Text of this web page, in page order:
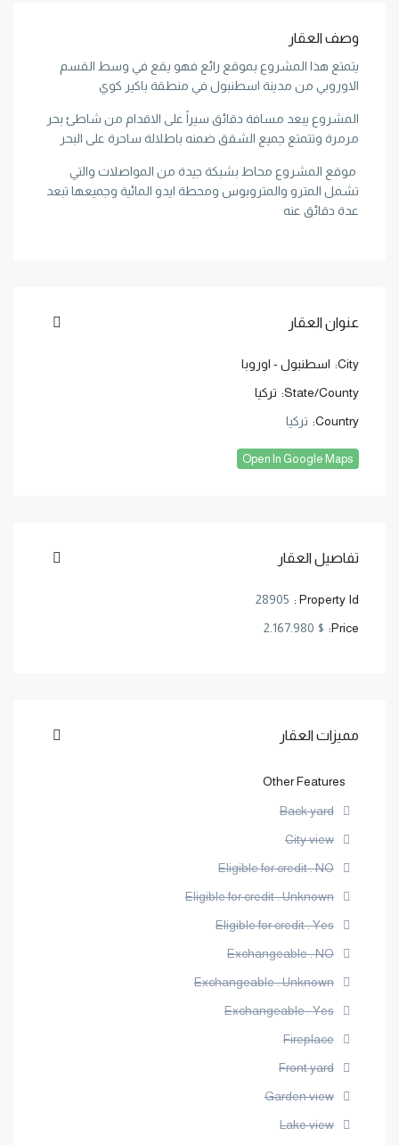
وصف العقار
يتمتع هذا المشروع بموقع رائع فهو يقع في وسط القسم
الاوروبي من مدينة اسطنبول في منطقة باكير كوي
المشروع يبعد مسافة دقائق سيراً على الاقدام من شاطئ بحر
مرمرة وتتمتع جميع الشقق ضمنه باطلالة ساحرة على البحر
موقع المشروع محاط بشبكة جيدة من المواصلات والتي
تشمل المترو والمتروبوس ومحطة ايدو المائية وجميعها تبعد
عدة دقائق عنه
عنوان العقار
City: اسطنبول - اوروبا
State/County: تركيا
Country: تركيا
Open In Google Maps
تفاصيل العقار
Property Id :
28905
Price:
$ 2.167.980
مميزات العقار
Other Features
Back yard
City view
Eligible for credit : NO
Eligible for credit : Unknown
Eligible for credit : Yes
Exchangeable : NO
Exchangeable : Unknown
Exchangeable : Yes
Fireplace
Front yard
Garden view
Lake view